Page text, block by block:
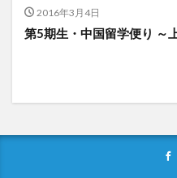
2016年3月4日
第5期生・中国留学便り ～